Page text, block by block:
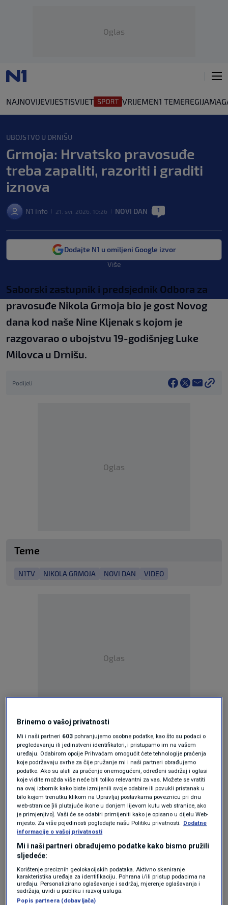
Oglas
NAJNOVIJEVIJESTISVIJET VRIJEMEN1 TEMEREGIJA
UBOJSTVO U DRNIŠU
Grmoja: Hrvatsko pravosuđe
treba zapaliti, razoriti i graditi
iznova
N1 Info 21. svi. 2026. 10:26 NOVI DAN 1
Dodajte N1 u omiljeni Google izvor
Više
Saborski zastupnik i predsjednik Odbora za
pravosuđe Nikola Grmoja bio je gost Novog
dana kod naše Nine Kljenak s kojom je
razgovarao o ubojstvu 19-godišnjeg Luke
Milovca u Drnišu.
Podijeli
Oglas
Teme
N1TV NIKOLA GRMOJA NOVI DAN VIDEO
Oglas
KAKVO JE TVOJE MIŠLJENJE O OVOME?
Pridruži se raspravi ili pročitaj komentare
Pošalji komentar
Pročitaj komentare (1)
Pratite nas na društvenim mrežama
Brinemo o vašoj privatnosti
Mi i naši partneri 603 pohranjujemo osobne podatke, kao što su podaci o
pregledavanju ili jedinstveni identifikatori, i pristupamo im na vašem
uređaju. Odabirom opcije Prihvaćam omogućit ćete tehnologije praćenja
koje podržavaju svrhe za čije pružanje mi i naši partneri obrađujemo
podatke. Ako su alati za praćenje onemogućeni, određeni sadržaj i oglasi
koje vidite možda više neće biti toliko relevantni za vas. Možete se vratiti
na ovaj izbornik kako biste izmijenili svoje odabire ili povukli pristanak u
bilo kojem trenutku klikom na Upravljaj postavkama poveznicu pri dnu
web-stranice [ili plutajuće ikone u donjem lijevom kutu web stranice, ako
je primjenjivo]. Vaši će se odabiri primijeniti kako je opisano u dijelu Web-
mjesto. Za više pojedinosti pogledajte našu Politiku privatnosti. Dodatne
informacije o vašoj privatnosti
Mi i naši partneri obrađujemo podatke kako bismo pružili
sljedeće:
Korištenje preciznih geolokacijskih podataka. Aktivno skeniranje
karakteristika uređaja za identifikaciju. Pohrana i/ili pristup podacima na
uređaju. Personalizirano oglašavanje i sadržaj, mjerenje oglašavanja i
sadržaja, uvidi u publiku i razvoj usluga.
Popis partnera (dobavljača)